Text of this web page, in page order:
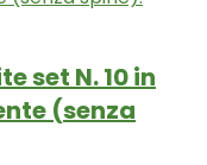
set N. 10 in
(senza